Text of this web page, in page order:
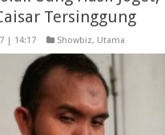
Tersinggung
| 14:17 Showbiz, Utama